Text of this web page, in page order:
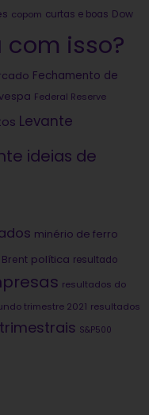
copom curtas e boas Dow
com isso?
Fechamento de
Federal Reserve
Levante
ideias de
minério de ferro
política resultado
resultados do
trimestre 2021 resultados
S&P500